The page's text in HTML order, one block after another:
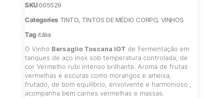
SKU005529
Categories TINTO, TINTOS DE MÉDIO CORPO, VINHOS
Tag itália
O Vinho Bersaglio Toscana IGT de Fermentação em
tanques de aço inox sob temperatura controlada, de
cor Vermelho rubi intenso brilhante. Aroma de frutas
vermelhas e escuras como morangos e ameixa,
frutado, de bom equilíbrio, envolvente e harmonioso ,
acompanha bem carnes vermelhas e massas.